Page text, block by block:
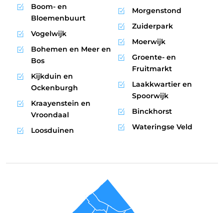
Boom- en
Bloemenbuurt
Vogelwijk
Bohemen en Meer en
Bos
Kijkduin en
Ockenburgh
Kraayenstein en
Vroondaal
Loosduinen
Morgenstond
Zuiderpark
Moerwijk
Groente- en
Fruitmarkt
Laakkwartier en
Spoorwijk
Binckhorst
Wateringse Veld